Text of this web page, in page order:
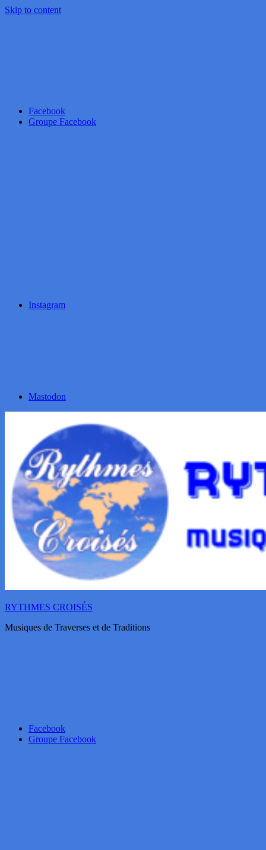
Skip to content
Facebook
Groupe Facebook
Instagram
Mastodon
RYTHMES CROISÉS
Musiques de Traverses et de Traditions
Facebook
Groupe Facebook